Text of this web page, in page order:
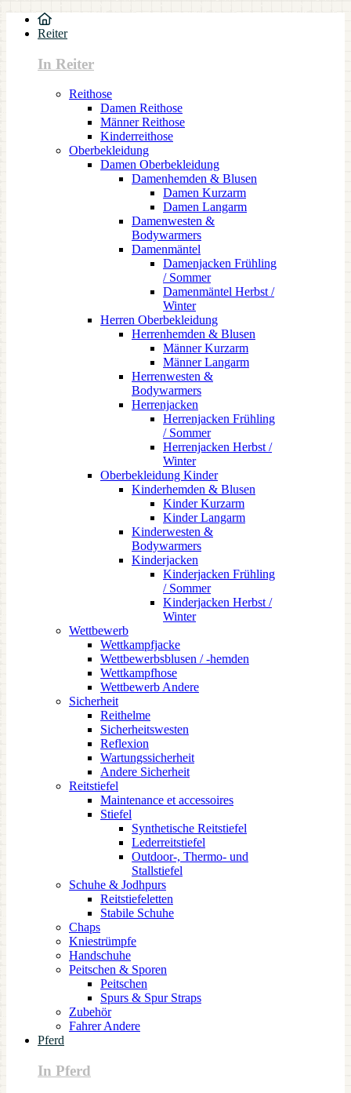
Reiter
In Reiter
Reithose
Damen Reithose
Männer Reithose
Kinderreithose
Oberbekleidung
Damen Oberbekleidung
Damenhemden & Blusen
Damen Kurzarm
Damen Langarm
Damenwesten &
Bodywarmers
Damenmäntel
Damenjacken Frühling
/ Sommer
Damenmäntel Herbst /
Winter
Herren Oberbekleidung
Herrenhemden & Blusen
Männer Kurzarm
Männer Langarm
Herrenwesten &
Bodywarmers
Herrenjacken
Herrenjacken Frühling
/ Sommer
Herrenjacken Herbst /
Winter
Oberbekleidung Kinder
Kinderhemden & Blusen
Kinder Kurzarm
Kinder Langarm
Kinderwesten &
Bodywarmers
Kinderjacken
Kinderjacken Frühling
/ Sommer
Kinderjacken Herbst /
Winter
Wettbewerb
Wettkampfjacke
Wettbewerbsblusen / -hemden
Wettkampfhose
Wettbewerb Andere
Sicherheit
Reithelme
Sicherheitswesten
Reflexion
Wartungssicherheit
Andere Sicherheit
Reitstiefel
Maintenance et accessoires
Stiefel
Synthetische Reitstiefel
Lederreitstiefel
Outdoor-, Thermo- und
Stallstiefel
Schuhe & Jodhpurs
Reitstiefeletten
Stabile Schuhe
Chaps
Kniestrümpfe
Handschuhe
Peitschen & Sporen
Peitschen
Spurs & Spur Straps
Zubehör
Fahrer Andere
Pferd
In Pferd